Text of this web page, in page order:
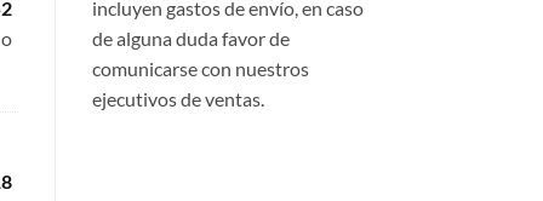
incluyen gastos de envío, en caso
de alguna duda favor de
comunicarse con nuestros
ejecutivos de ventas.